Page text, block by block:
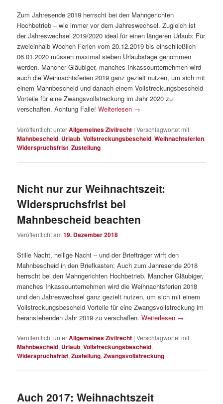
Zum Jahresende 2019 herrscht bei den Mahngerichten
Hochbetrieb – wie immer vor dem Jahreswechsel. Zugleich ist
der Jahreswechsel 2019/2020 ideal für einen längeren Urlaub: Für
zweieinhalb Wochen Ferien vom 20.12.2019 bis einschließlich
06.01.2020 müssen maximal sieben Urlaubstage genommen
werden. Mancher Gläubiger, manches Inkassounternehmen wird
auch die Weihnachtsferien 2019 ganz gezielt nutzen, um sich mit
einem Mahnbescheid und danach einem Vollstreckungsbescheid
Vorteile für eine Zwangsvollstreckung im Jahr 2020 zu
verschaffen. Achtung Falle!Weiterlesen →
Veröffentlicht unterAllgemeines Zivilrecht |Verschlagwortet mit
Mahnbescheid, Urlaub,Vollstreckungsbescheid,Weihnachtsferien,
Widerspruchsfrist,Zustellung
Nicht nur zur Weihnachtszeit:
Widerspruchsfrist bei
Mahnbescheid beachten
Veröffentlicht am19. Dezember 2018
Stille Nacht, heilige Nacht – und der Briefträger wirft den
Mahnbescheid in den Briefkasten: Auch zum Jahresende 2018
herrscht bei den Mahngerichten Hochbetrieb. Mancher Gläubiger,
manches Inkassounternehmen wird die Weihnachtsferien 2018
und den Jahreswechsel ganz gezielt nutzen, um sich mit einem
Vollstreckungsbescheid Vorteile für eine Zwangsvollstreckung im
heranstehenden Jahr 2019 zu verschaffen.Weiterlesen →
Veröffentlicht unterAllgemeines Zivilrecht |Verschlagwortet mit
Mahnbescheid, Urlaub,Vollstreckungsbescheid,
Widerspruchsfrist,Zustellung,Zwangsvollstreckung
Auch 2017: Weihnachtszeit